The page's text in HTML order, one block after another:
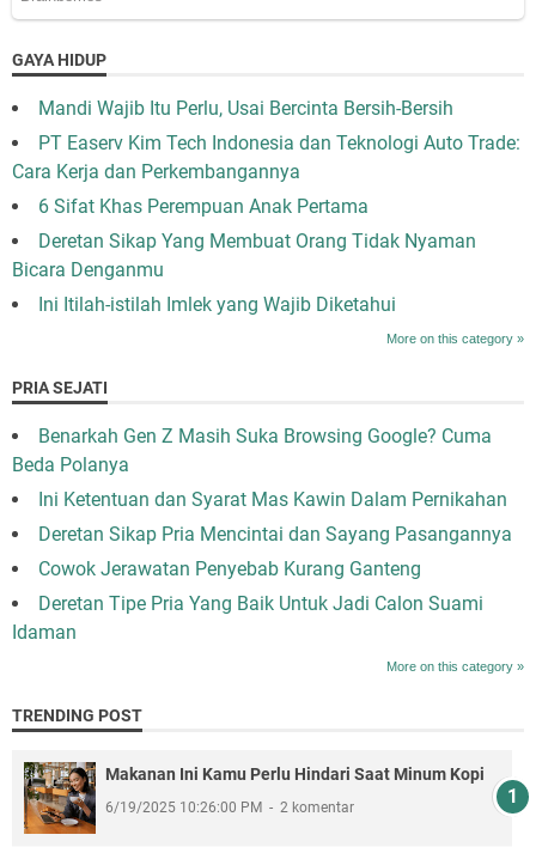
GAYA HIDUP
Mandi Wajib Itu Perlu, Usai Bercinta Bersih-Bersih
PT Easerv Kim Tech Indonesia dan Teknologi Auto Trade:
Cara Kerja dan Perkembangannya
6 Sifat Khas Perempuan Anak Pertama
Deretan Sikap Yang Membuat Orang Tidak Nyaman
Bicara Denganmu
Ini Itilah-istilah Imlek yang Wajib Diketahui
More on this category »
PRIA SEJATI
Benarkah Gen Z Masih Suka Browsing Google? Cuma
Beda Polanya
Ini Ketentuan dan Syarat Mas Kawin Dalam Pernikahan
Deretan Sikap Pria Mencintai dan Sayang Pasangannya
Cowok Jerawatan Penyebab Kurang Ganteng
Deretan Tipe Pria Yang Baik Untuk Jadi Calon Suami
Idaman
More on this category »
TRENDING POST
Makanan Ini Kamu Perlu Hindari Saat Minum Kopi
6/19/2025 10:26:00 PM 2 komentar